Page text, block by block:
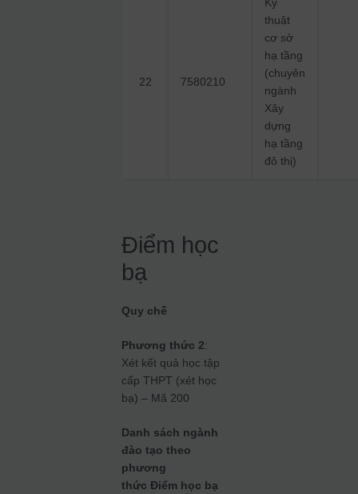
22 7580210
thuật
cơ sở
hạ tầng
(chuyên
ngành
Xây
dựng
hạ tầng
đô thị)
Điểm học
bạ
Quy chế
Phương thức 2:
Xét kết quả học tập
cấp THPT (xét học
bạ) – Mã 200
Danh sách ngành
đào tạo theo
phương
thức Điểm học bạ